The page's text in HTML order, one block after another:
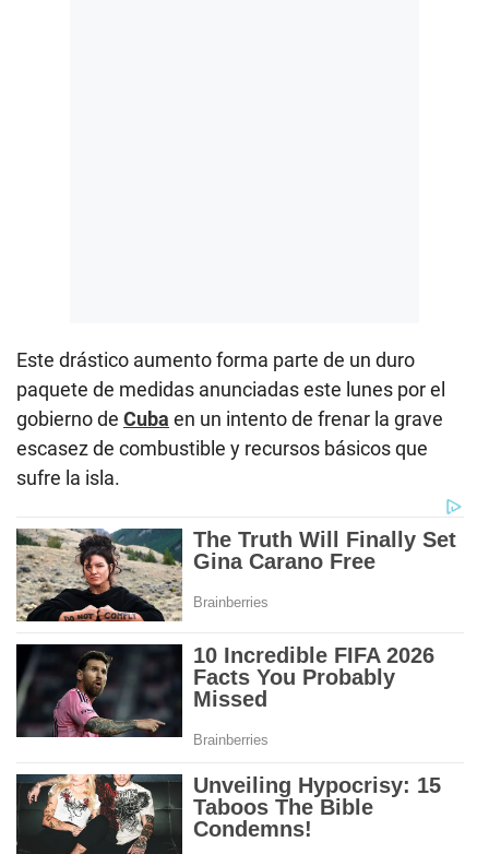
Este drástico aumento forma parte de un duro
paquete de medidas anunciadas este lunes por el
gobierno de Cuba en un intento de frenar la grave
escasez de combustible y recursos básicos que
sufre la isla.